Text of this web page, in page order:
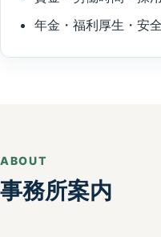
年金・福利厚生・安
ABOUT
事務所案内